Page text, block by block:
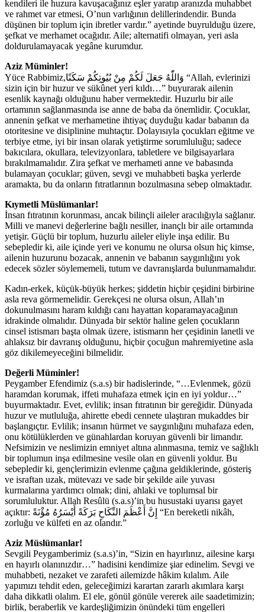
kendileri ile huzura kavuşacağınız eşler yaratıp aranızda muhabbet
ve rahmet var etmesi, O’nun varlığının delillerindendir. Bunda
düşünen bir toplum için ibretler vardır.” ayetinde buyrulduğu üzere,
şefkat ve merhamet ocağıdır. Aile; alternatifi olmayan, yeri asla
doldurulamayacak yegâne kurumdur.
Aziz Müminler!
Yüce Rabbimiz,وَاللّٰهُ جَعَلَ لَكُمْ مِنْ بُيُوتِكُمْ سَكَنًا “Allah, evlerinizi
sizin için bir huzur ve sükûnet yeri kıldı…” buyurarak ailenin
esenlik kaynağı olduğunu haber vermektedir. Huzurlu bir aile
ortamının sağlanmasında ise anne de baba da önemlidir. Çocuklar,
annenin şefkat ve merhametine ihtiyaç duyduğu kadar babanın da
otoritesine ve disiplinine muhtaçtır. Dolayısıyla çocukları eğitme ve
terbiye etme, iyi bir insan olarak yetiştirme sorumluluğu; sadece
bakıcılara, okullara, televizyonlara, tabletlere ve bilgisayarlara
bırakılmamalıdır. Zira şefkat ve merhameti anne ve babasında
bulamayan çocuklar; güven, sevgi ve muhabbeti başka yerlerde
aramakta, bu da onların fıtratlarının bozulmasına sebep olmaktadır.
Kıymetli Müslümanlar!
İnsan fıtratının korunması, ancak bilinçli aileler aracılığıyla sağlanır.
Milli ve manevi değerlerine bağlı nesiller, inançlı bir aile ortamında
yetişir. Güçlü bir toplum, huzurlu aileler eliyle inşa edilir. Bu
sebepledir ki, aile içinde yeri ve konumu ne olursa olsun hiç kimse,
ailenin huzurunu bozacak, annenin ve babanın saygınlığını yok
edecek sözler söylememeli, tutum ve davranışlarda bulunmamalıdır.
Kadın-erkek, küçük-büyük herkes; şiddetin hiçbir çeşidini birbirine
asla reva görmemelidir. Gerekçesi ne olursa olsun, Allah’ın
dokunulmasını haram kıldığı canı hayattan koparamayacağının
idrakinde olmalıdır. Dünyada bir sektör haline gelen çocukların
cinsel istismarı başta olmak üzere, istismarın her çeşidinin lanetli ve
ahlaksız bir davranış olduğunu, hiçbir çocuğun mahremiyetine asla
göz dikilemeyeceğini bilmelidir.
Değerli Müminler!
Peygamber Efendimiz (s.a.s) bir hadislerinde, “…Evlenmek, gözü
haramdan korumak, iffeti muhafaza etmek için en iyi yoldur…”
buyurmaktadır. Evet, evlilik; insan fıtratının bir gereğidir. Dünyada
huzur ve mutluluğa, ahirette ebedi cennete ulaştıran mukaddes bir
başlangıçtır. Evlilik; insanın hürmet ve saygınlığını muhafaza eden,
onu kötülüklerden ve günahlardan koruyan güvenli bir limandır.
Nefsimizin ve neslimizin emniyet altına alınmasına, temiz ve sağlıklı
bir toplumun inşa edilmesine vesile olan en güvenli yoldur. Bu
sebepledir ki, gençlerimizin evlenme çağına geldiklerinde, gösteriş
ve israftan uzak, mütevazı ve sade bir şekilde aile yuvası
kurmalarına yardımcı olmak; dini, ahlaki ve toplumsal bir
sorumluluktur. Allah Resûlü (s.a.s)’in bu husustaki uyarısı gayet
açıktır: إِنَّ أَعْظَمَ النِّكَاحِ بَرَكَةً أَيْسَرُهُ مُؤْنَةً “En bereketli nikâh,
zorluğu ve külfeti en az olandır.”
Aziz Müslümanlar!
Sevgili Peygamberimiz (s.a.s)’in, “Sizin en hayırlınız, ailesine karşı
en hayırlı olanınızdır…” hadisini kendimize şiar edinelim. Sevgi ve
muhabbeti, nezaket ve zarafeti ailemizde hâkim kılalım. Aile
yapımızı tehdit eden, geleceğimizi karartan zararlı akımlara karşı
daha dikkatli olalım. El ele, gönül gönüle vererek aile saadetimizin;
birlik, beraberlik ve kardeşliğimizin önündeki tüm engelleri